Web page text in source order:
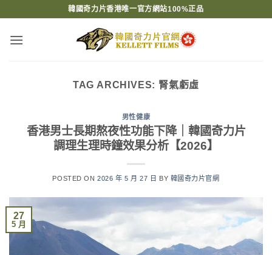
content
韓國奇力片香港唯一官方網站100%正品
TAG ARCHIVES: 腎氣虧虛
男性健康
香港男士長期熬夜性功能下降｜韓國奇力片
調理生理時鐘效果分析【2026】
POSTED ON2026 年 5 月 27 日 BY 韓國奇力片官網
27
5 月